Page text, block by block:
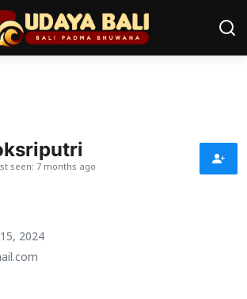
seen: 7 months ago
2024